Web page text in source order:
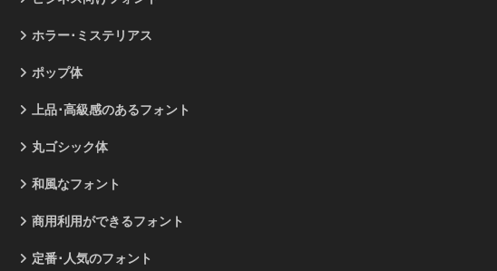
ホラー･ミステリアス
ポップ体
上品･高級感のあるフォント
丸ゴシック体
和風なフォント
商用利用ができるフォント
定番･人気のフォント